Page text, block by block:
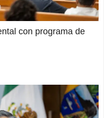
con programa de